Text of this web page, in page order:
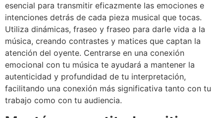
esencial para transmitir eficazmente las emociones e
intenciones detrás de cada pieza musical que tocas.
Utiliza dinámicas, fraseo y fraseo para darle vida a la
música, creando contrastes y matices que captan la
atención del oyente. Centrarse en una conexión
emocional con tu música te ayudará a mantener la
autenticidad y profundidad de tu interpretación,
facilitando una conexión más significativa tanto con tu
trabajo como con tu audiencia.